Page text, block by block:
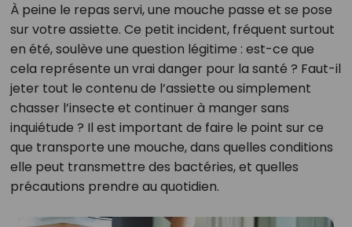
À peine le repas servi, une mouche passe et se pose
sur votre assiette. Ce petit incident, fréquent surtout
en été, soulève une question légitime : est-ce que
cela représente un vrai danger pour la santé ? Faut-il
jeter tout le contenu de l’assiette ou simplement
chasser l’insecte et continuer à manger sans
inquiétude ? Il est important de faire le point sur ce
que transporte une mouche, dans quelles conditions
elle peut transmettre des bactéries, et quelles
précautions prendre au quotidien.